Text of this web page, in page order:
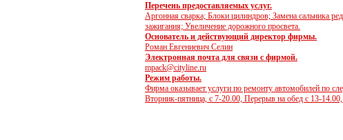
Перечень предоставляемых услуг.
Аргонная сварка; Блоки цилиндров; Замена сальника
зажигания; Увеличение дорожного просвета.
Основатель и действующий директор фирмы.
Роман Евгениевич Селин
Электронная почта для связи с фирмой.
mpack@cityline.ru
Режим работы.
Фирма оказывает услуги по ремонту автомобилей по
Вторник-пятница, с 7-20.00, Перерыв на обед с 13-